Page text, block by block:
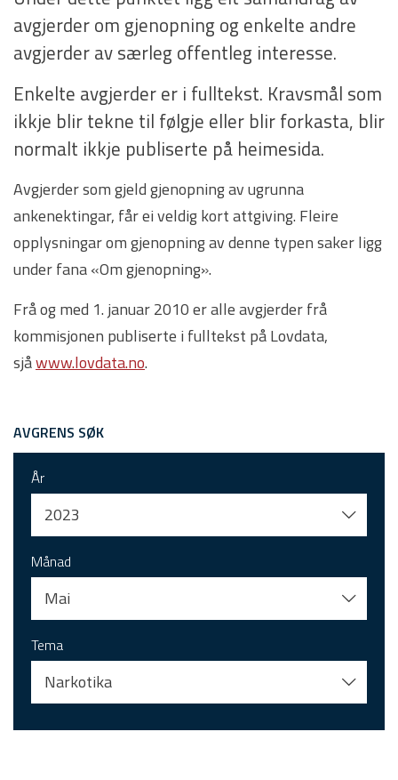
avgjerder om gjenopning og enkelte andre
avgjerder av særleg offentleg interesse.
Enkelte avgjerder er i fulltekst. Kravsmål som
ikkje blir tekne til følgje eller blir forkasta, blir
normalt ikkje publiserte på heimesida.
Avgjerder som gjeld gjenopning av ugrunna
ankenektingar, får ei veldig kort attgiving. Fleire
opplysningar om gjenopning av denne typen saker ligg
under fana «Om gjenopning».
Frå og med 1. januar 2010 er alle avgjerder frå
kommisjonen publiserte i fulltekst på Lovdata,
sjåwww.lovdata.no.
AVGRENS SØK
År
2023
Månad
Mai
Tema
Narkotika